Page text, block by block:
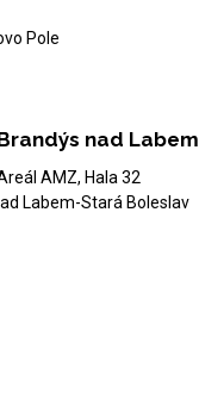
Pole
nad Labem
AMZ, Hala 32
Labem-Stará Boleslav